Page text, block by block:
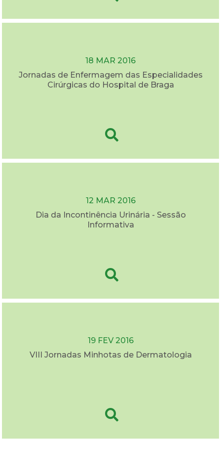
18 MAR 2016
Jornadas de Enfermagem das Especialidades
Cirúrgicas do Hospital de Braga
12 MAR 2016
Dia da Incontinência Urinária - Sessão
Informativa
19 FEV 2016
VIII Jornadas Minhotas de Dermatologia